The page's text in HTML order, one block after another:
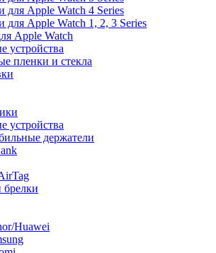
для Apple Watch 4 Series
для Apple Watch 1, 2, 3 Series
Apple Watch
устройства
пленки и стекла
устройства
держатели
Huawei